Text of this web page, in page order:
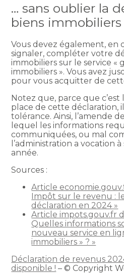
… sans oublier la
biens immobiliers
Vous devez également, en
signaler, compléter votre
immobiliers sur le service «
immobiliers ». Vous avez
pour vous acquitter de
Notez que, parce que c’est
place de cette déclaration,
tolérance. Ainsi, l’amende
lequel les informations
communiquées, ou mal
l’administration a vocation
année.
Sources :
Article
Impôt sur le revenu :
déclaration en 2024 »
Article impots.gouv.fr
Quelles informations
nouveau service en
immobiliers » ? »
Déclaration de revenus
disponible ! – © Copyright